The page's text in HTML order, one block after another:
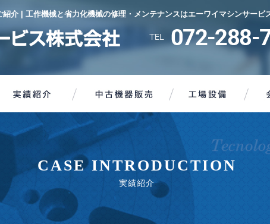
介 | 工作機械と省力化機械の修理・メンテナンスはエーワイマシンサービ
CASE INTRODUCTION
実績紹介